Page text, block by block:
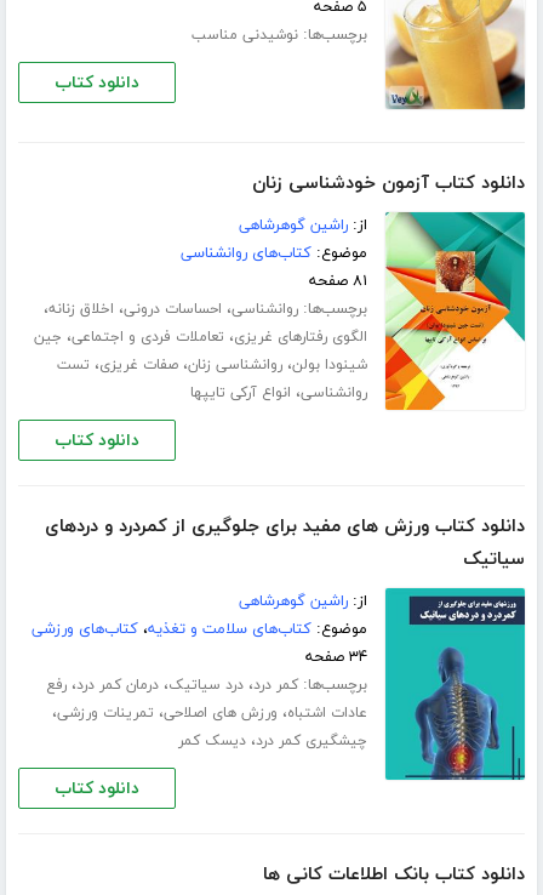
۵ صفحه
برچسب‌ها:نوشیدنی مناسب
دانلود کتاب
دانلود کتاب آزمون خودشناسی زنان
از:راشین گوهرشاهی
موضوع:کتاب‌های روانشناسی
۸۱ صفحه
برچسب‌ها:روانشناسی، احساسات درونی، اخلاق زنانه،
الگوی رفتارهای غریزی، تعاملات فردی و اجتماعی، جین
شینودا بولن،روانشناسی زنان،صفات غریزی، تست
روانشناسی، انواع آرکی تایپها
دانلود کتاب
دانلود کتاب ورزش های مفید برای جلوگیری از کمردرد و دردهای
سیاتیک
از:راشین گوهرشاهی
موضوع:کتاب‌های سلامت و تغذیه،کتاب‌های ورزشی
۳۴ صفحه
برچسب‌ها:کمر درد،درد سیاتیک،درمان کمر درد،رفع
عادات اشتباه، ورزش های اصلاحی، تمرینات ورزشی،
چیشگیری کمر درد،دیسک کمر
دانلود کتاب
دانلود کتاب بانک اطلاعات کانی ها